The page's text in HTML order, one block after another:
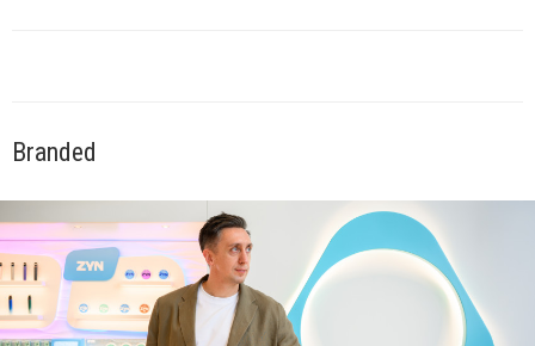
Branded